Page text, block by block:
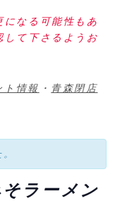
なる可能性もあ
して下さるようお
ト情報 ・ 青森閉店
ラーメン